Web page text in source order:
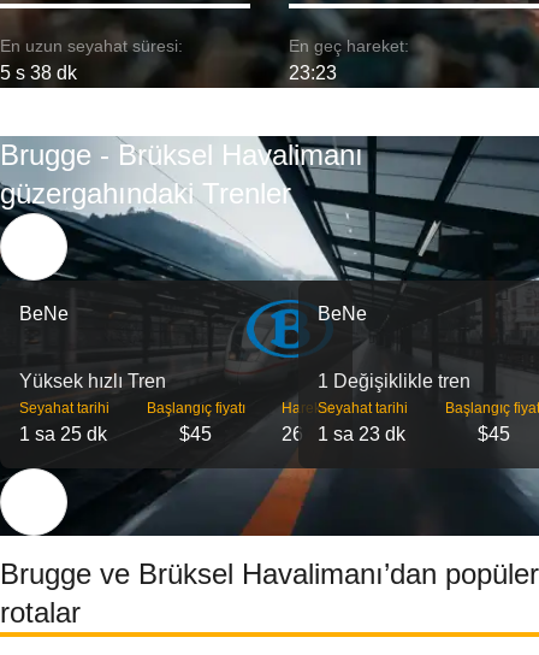
En uzun seyahat süresi:
5 s 38 dk
En geç hareket:
23:23
Brugge - Brüksel Havalimanı
güzergahındaki Trenler
BeNe
Yüksek hızlı Tren
Seyahat tarihi
1 sa 25 dk
Başlangıç ​​fiyatı
$45
Hareket
26
BeNe
1 Değişiklikle tren
Seyahat tarihi
1 sa 23 dk
Başlangıç
$45
Brugge ve Brüksel Havalimanı’dan popüler
rotalar